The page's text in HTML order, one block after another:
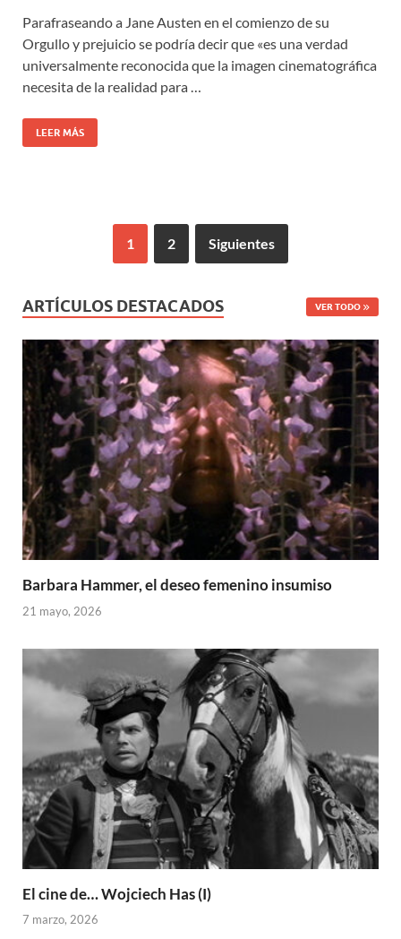
Parafraseando a Jane Austen en el comienzo de su
Orgullo y prejuicio se podría decir que «es una verdad
universalmente reconocida que la imagen cinematográfica
necesita de la realidad para …
LEER MÁS
1 2 Siguientes
ARTÍCULOS DESTACADOS VER TODO
Barbara Hammer, el deseo femenino insumiso
21 mayo, 2026
El cine de… Wojciech Has (I)
7 marzo, 2026